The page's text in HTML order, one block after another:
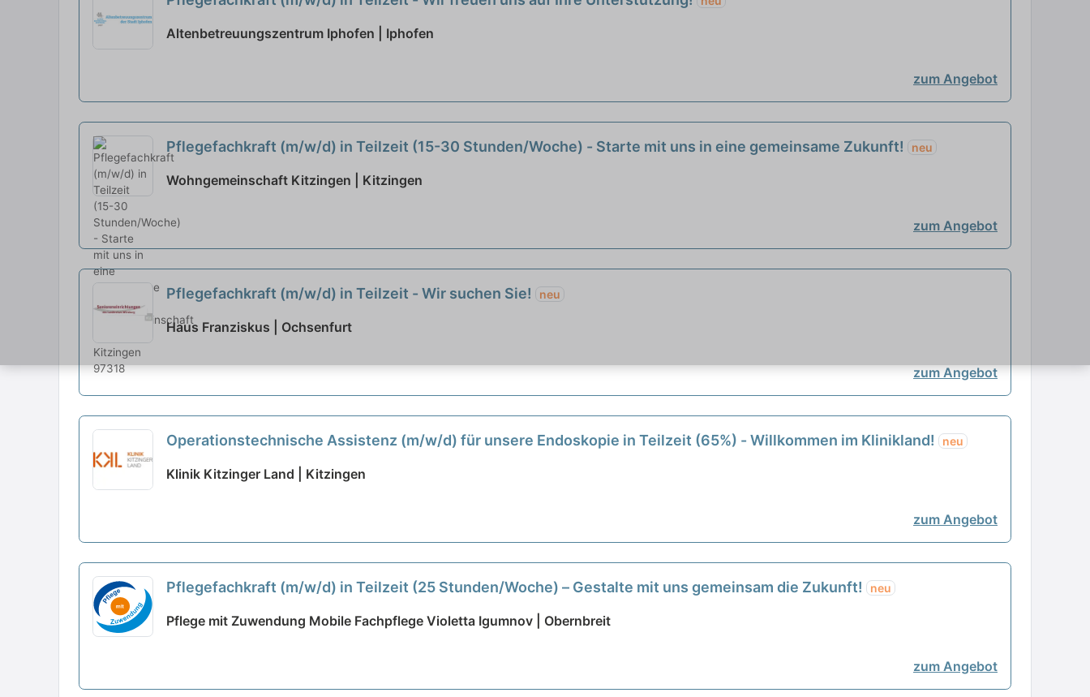
Altenbetreuungszentrum Iphofen | Iphofen
zum Angebot
Pflegefachkraft (m/w/d) in Teilzeit (15-30 Stunden/Woche) - Starte mit uns in eine gemeinsame Zukunft! neu
Wohngemeinschaft Kitzingen | Kitzingen
zum Angebot
Pflegefachkraft (m/w/d) in Teilzeit - Wir suchen Sie! neu
Haus Franziskus | Ochsenfurt
zum Angebot
Operationstechnische Assistenz (m/w/d) für unsere Endoskopie in Teilzeit (65%) - Willkommen im Klinikland! neu
Klinik Kitzinger Land | Kitzingen
zum Angebot
Pflegefachkraft (m/w/d) in Teilzeit (25 Stunden/Woche) – Gestalte mit uns gemeinsam die Zukunft! neu
Pflege mit Zuwendung Mobile Fachpflege Violetta Igumnov | Obernbreit
zum Angebot